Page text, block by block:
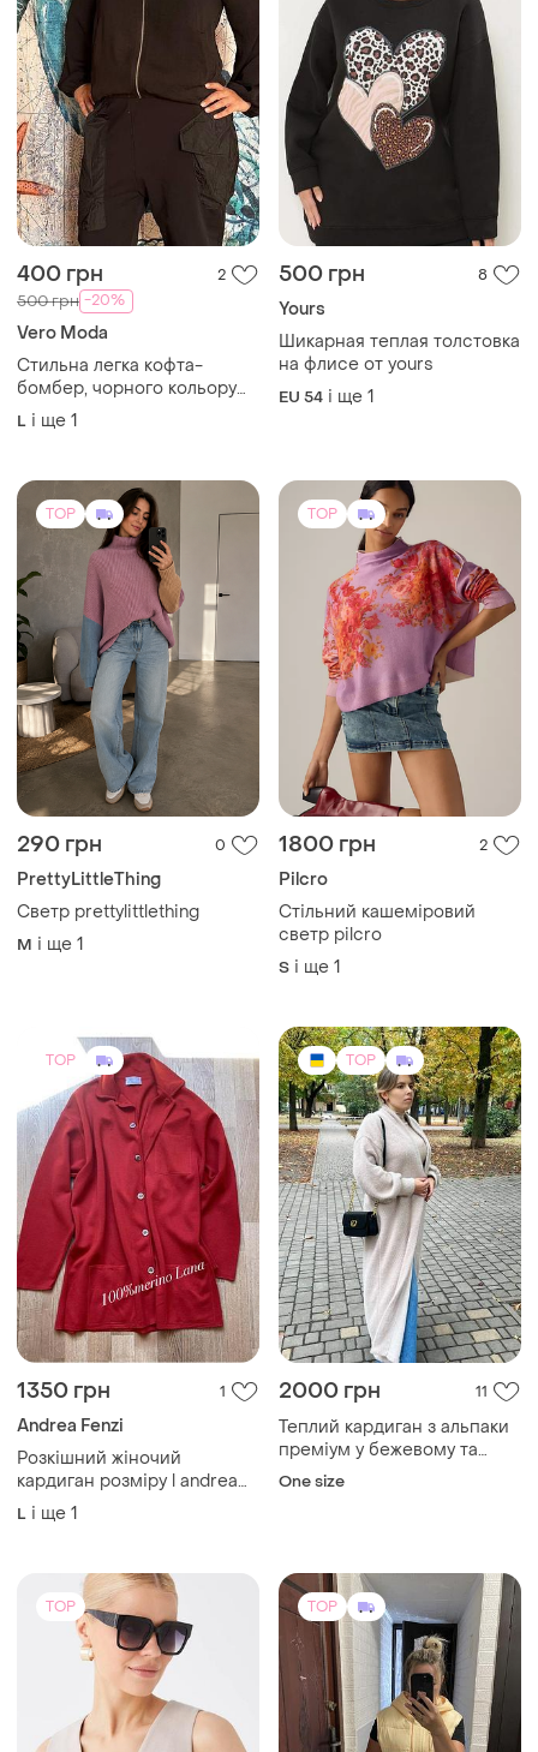
400 грн 2
500 грн -20%
Vero Moda
Стильна легка кофта-
бомбер, чорного кольору
на блискавці.
L і ще 1
500 грн 8
Yours
Шикарная теплая толстовка
на флисе от yours
EU 54 і ще 1
TOP
290 грн 0
PrettyLittleThing
Светр prettylittlething
M і ще 1
TOP
1800 грн 2
Pilcro
Стільний кашеміровий
светр pilcro
S і ще 1
TOP
1350 грн 1
Andrea Fenzi
Розкішний жіночий
кардиган розміру l andrea
fenzi. італія 🇮🇹 100%
меринос
L і ще 1
TOP
2000 грн 11
Теплий кардиган з альпаки
преміум у бежевому та
молочному кольорі
One size
TOP TOP